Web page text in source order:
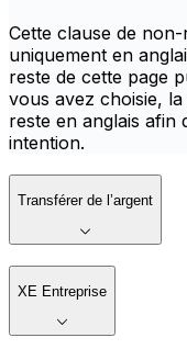
Cette clause de
uniquement en
reste de cette page
vous avez choisie,
reste en anglais afin
intention.
Transférer de l’argent
XE Entreprise